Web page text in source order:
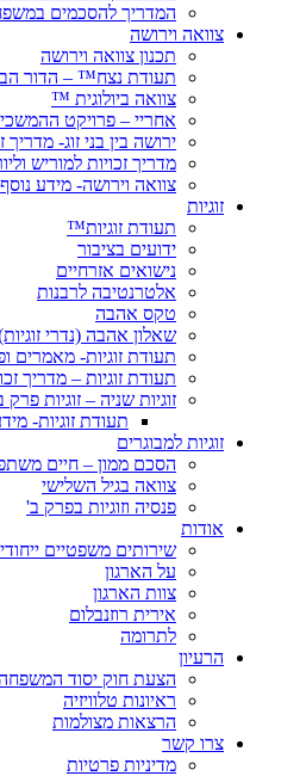
המדריך להסכמים
צוואה וירושה
תכנון צוואה וירושה
תעודת נצח™ – הדור
צוואה ביולוגית ™
אחריי – פרויקט
ירושה בין בני זוג- מדריך
מדריך זכויות למוריש
צוואה וירושה- מידע נוסף
זוגיות
תעודת זוגיות™
ידועים בציבור
נישואים אזרחיים
אלטרנטיבה לרבנות
טקס אהבה
שאלון אהבה (נדרי
תעודת זוגיות- מאמרים
תעודת זוגיות – מדריך
זוגיות שניה – זוגיות פרק
תעודת זוגיות-
זוגיות למבוגרים
הסכם ממון – חיים
צוואה בגיל השלישי
פנסיה וזוגיות בפרק ב'
אודות
שירותים משפטיים
על הארגון
צוות הארגון
אירית רוזנבלום
לתרומה
הרעיון
הצעת חוק יסוד
ראיונות טלוויזיה
הרצאות מצולמות
צרו קשר
מדיניות פרטיות